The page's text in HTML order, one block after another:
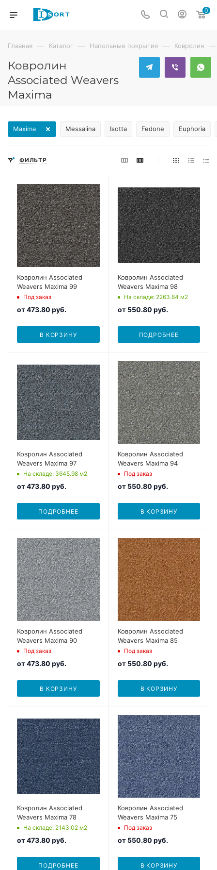
0
Главная — Каталог — Напольные покрытия — Ковролин —
Ковролин
Associated Weavers
Maxima
Messalina Isotta Fedone Euphoria
Maxima
ФИЛЬТР
Ковролин Associated
Weavers Maxima 99
Под заказ
от473.80 руб.
В КОРЗИНУ
Ковролин Associated
Weavers Maxima 98
На складе: 2263.84 м2
от 550.80 руб.
ПОДРОБНЕЕ
Ковролин Associated
Weavers Maxima 97
На складе: 3645.98 м2
от473.80 руб.
ПОДРОБНЕЕ
Ковролин Associated
Weavers Maxima 94
Под заказ
от 550.80 руб.
В КОРЗИНУ
Ковролин Associated
Weavers Maxima 90
Под заказ
от473.80 руб.
В КОРЗИНУ
Ковролин Associated
Weavers Maxima 85
Под заказ
от 550.80 руб.
В КОРЗИНУ
Ковролин Associated
Weavers Maxima 78
На складе: 2143.02 м2
от473.80 руб.
ПОДРОБНЕЕ
Ковролин Associated
Weavers Maxima 75
Под заказ
от 550.80 руб.
В КОРЗИНУ